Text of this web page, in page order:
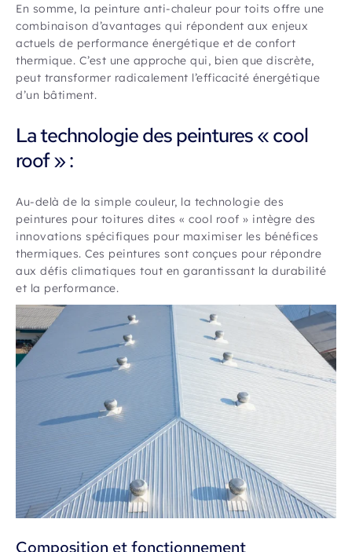
En somme, la peinture anti-chaleur pour toits offre une
combinaison d’avantages qui répondent aux enjeux
actuels de performance énergétique et de confort
thermique. C’est une approche qui, bien que discrète,
peut transformer radicalement l’efficacité énergétique
d’un bâtiment.
La technologie des peintures « cool
roof » :
Au-delà de la simple couleur, la technologie des
peintures pour toitures dites « cool roof » intègre des
innovations spécifiques pour maximiser les bénéfices
thermiques. Ces peintures sont conçues pour répondre
aux défis climatiques tout en garantissant la durabilité
et la performance.
Composition et fonctionnement